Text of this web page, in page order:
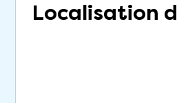
Localisation